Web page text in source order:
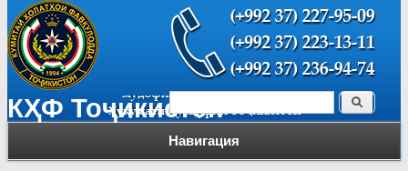
КҲФ Тоҷикистон
Навигация
Форма поиска Поиск